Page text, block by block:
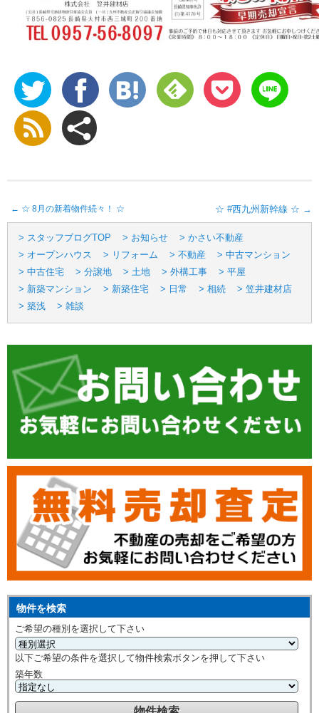
← ☆ 8月の新着物件続々！ ☆ ☆ #西九州新幹線 ☆ →
> スタッフブログTOP > お知らせ
> かさい不動産
> オープンハウス
> リフォーム > 不動産
> 中古マンション
> 中古住宅
> 分譲地 > 土地 > 外構工事
> 平屋
> 新築マンション
> 新築住宅 > 日常 > 相続
> 笠井建材店
> 築浅
> 雑談
物件を検索
ご希望の種別を選択して下さい
以下ご希望の条件を選択して物件検索ボタンを押して下さい
築年数